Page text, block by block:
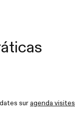
sur agenda visites